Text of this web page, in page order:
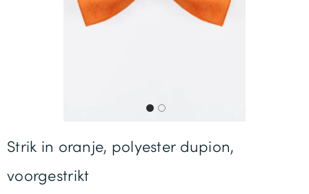
Strik in oranje, polyester dupion,
voorgestrikt